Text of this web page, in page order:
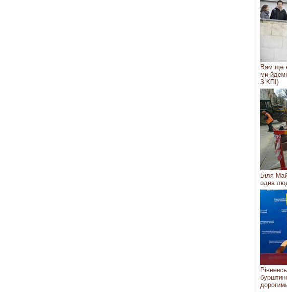
Вам ще
ми
З КПІ)
Біля
одна